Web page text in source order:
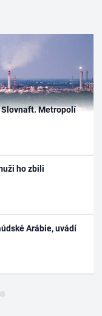
Metropolí
ho zbili
Arábie, uvádí